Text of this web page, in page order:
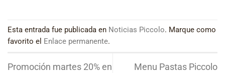
Esta entrada fue publicada en Noticias Piccolo. Marque como
favorito el Enlace permanente.
Promoción martes 20% en
Menu Pastas Piccolo